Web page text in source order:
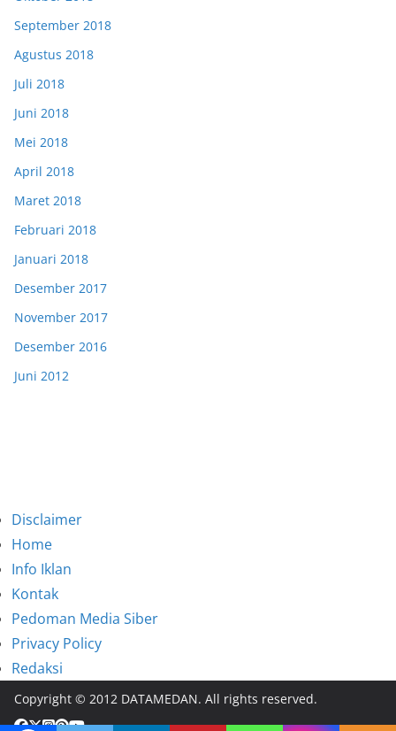
September 2018
Agustus 2018
Juli 2018
Juni 2018
Mei 2018
April 2018
Maret 2018
Februari 2018
Januari 2018
Desember 2017
November 2017
Desember 2016
Juni 2012
Disclaimer
Home
Info Iklan
Kontak
Pedoman Media Siber
Privacy Policy
Redaksi
Copyright © 2012 DATAMEDAN. All rights reserved.